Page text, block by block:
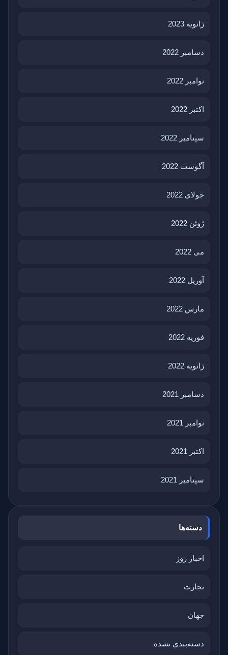
ژانویه 2023
دسامبر 2022
نوامبر 2022
اکتبر 2022
سپتامبر 2022
آگوست 2022
جولای 2022
ژوئن 2022
می 2022
آوریل 2022
مارس 2022
فوریه 2022
ژانویه 2022
دسامبر 2021
نوامبر 2021
اکتبر 2021
سپتامبر 2021
دسته‌ها
اخبار روز
تجارت
جهان
دسته‌بندی نشده